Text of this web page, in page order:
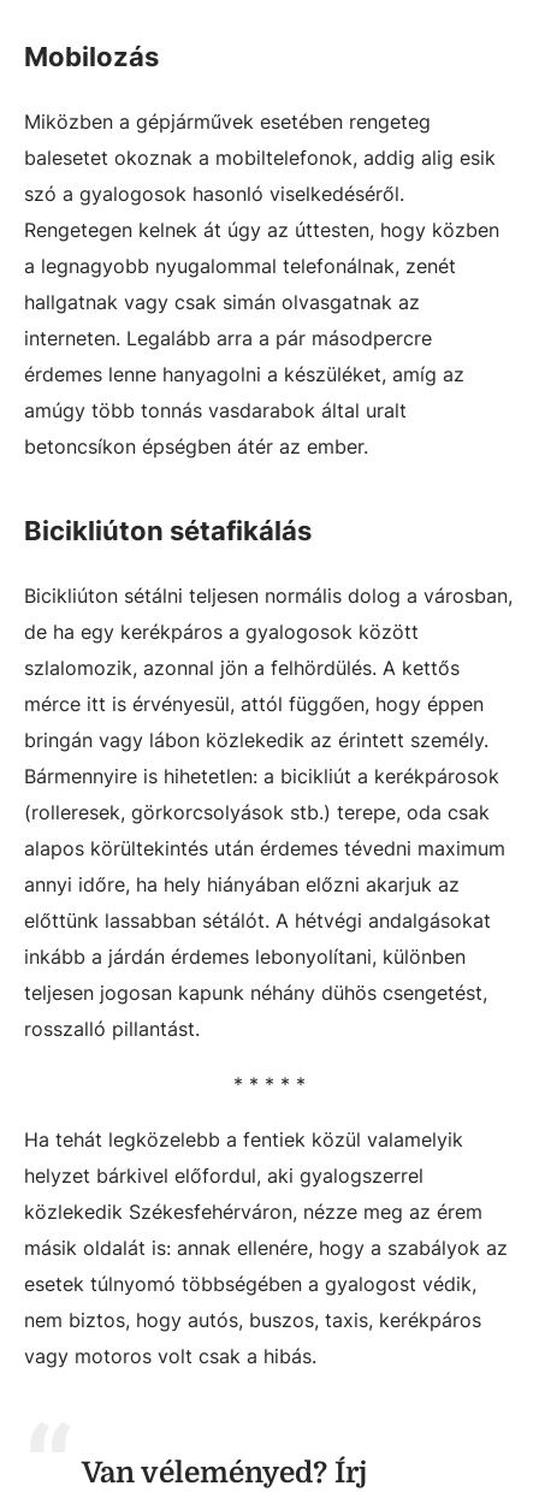
Mobilozás
Miközben a gépjárművek esetében rengeteg
balesetet okoznak a mobiltelefonok, addig alig esik
szó a gyalogosok hasonló viselkedéséről.
Rengetegen kelnek át úgy az úttesten, hogy közben
a legnagyobb nyugalommal telefonálnak, zenét
hallgatnak vagy csak simán olvasgatnak az
interneten. Legalább arra a pár másodpercre
érdemes lenne hanyagolni a készüléket, amíg az
amúgy több tonnás vasdarabok által uralt
betoncsíkon épségben átér az ember.
Bicikliúton sétafikálás
Bicikliúton sétálni teljesen normális dolog a városban,
de ha egy kerékpáros a gyalogosok között
szlalomozik, azonnal jön a felhördülés. A kettős
mérce itt is érvényesül, attól függően, hogy éppen
bringán vagy lábon közlekedik az érintett személy.
Bármennyire is hihetetlen: a bicikliút a kerékpárosok
(rolleresek, görkorcsolyások stb.) terepe, oda csak
alapos körültekintés után érdemes tévedni maximum
annyi időre, ha hely hiányában előzni akarjuk az
előttünk lassabban sétálót. A hétvégi andalgásokat
inkább a járdán érdemes lebonyolítani, különben
teljesen jogosan kapunk néhány dühös csengetést,
rosszalló pillantást.
* * * * *
Ha tehát legközelebb a fentiek közül valamelyik
helyzet bárkivel előfordul, aki gyalogszerrel
közlekedik Székesfehérváron, nézze meg az érem
másik oldalát is: annak ellenére, hogy a szabályok az
esetek túlnyomó többségében a gyalogost védik,
nem biztos, hogy autós, buszos, taxis, kerékpáros
vagy motoros volt csak a hibás.
Van véleményed? Írj